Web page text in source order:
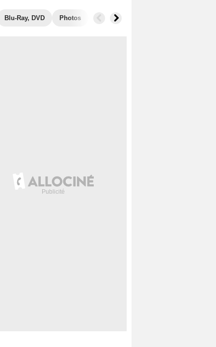
Blu-Ray, DVD Photos Musique